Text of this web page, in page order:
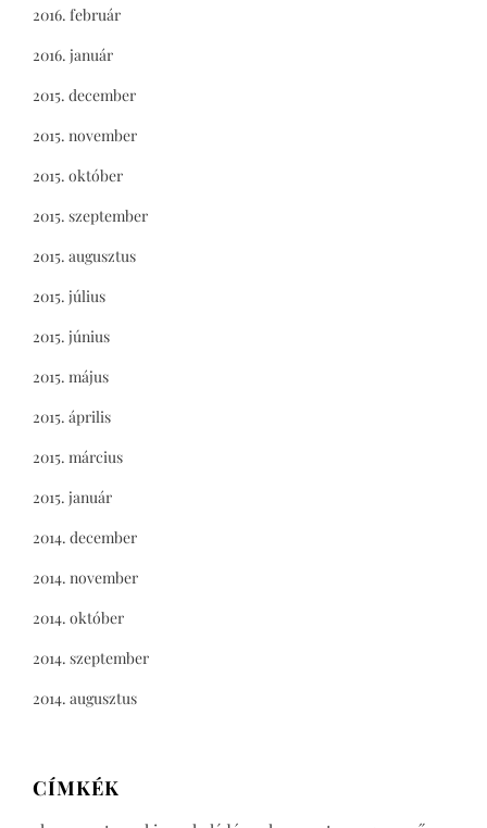
2016. február
2016. január
2015. december
2015. november
2015. október
2015. szeptember
2015. augusztus
2015. július
2015. június
2015. május
2015. április
2015. március
2015. január
2014. december
2014. november
2014. október
2014. szeptember
2014. augusztus
CÍMKÉK